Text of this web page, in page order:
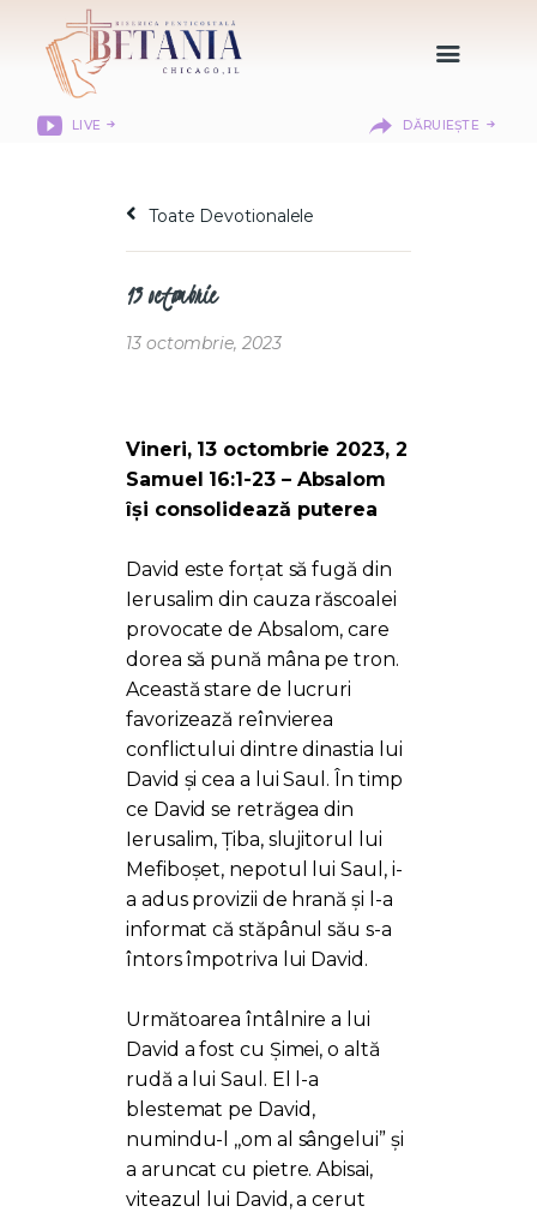
LIVE DĂRUIEȘTE
DESPRE NOI
CITIREA BIBLIEI
MISIUNEA BETANIA
LOGIN MEMBER
PORTAL
Toate Devotionalele
13 octombrie
13 octombrie, 2023
Vineri, 13 octombrie 2023, 2
Samuel 16:1-23 – Absalom
își consolidează puterea
David este forțat să fugă din
Ierusalim din cauza răscoalei
provocate de Absalom, care
dorea să pună mâna pe tron.
Această stare de lucruri
favorizează reînvierea
conflictului dintre dinastia lui
David și cea a lui Saul. În timp
ce David se retrăgea din
Ierusalim, Țiba, slujitorul lui
Mefiboșet, nepotul lui Saul, i-
a adus provizii de hrană și l-a
informat că stăpânul său s-a
întors împotriva lui David.
Următoarea întâlnire a lui
David a fost cu Șimei, o altă
rudă a lui Saul. El l-a
blestemat pe David,
numindu-l ,,om al sângelui” și
a aruncat cu pietre. Abisai,
viteazul lui David, a cerut